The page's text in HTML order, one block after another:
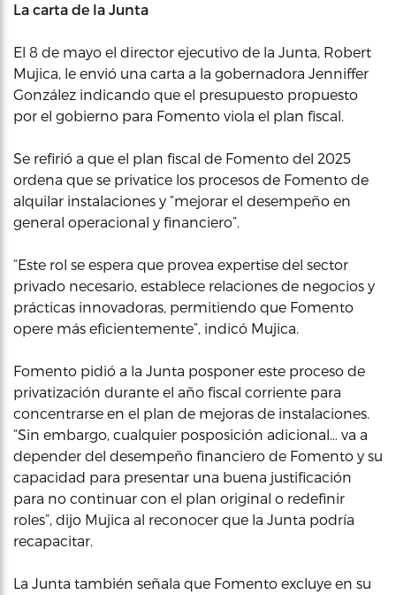
La carta de la Junta
El 8 de mayo el director ejecutivo de la Junta, Robert
Mujica, le envió una carta a la gobernadora Jenniffer
González indicando que el presupuesto propuesto
por el gobierno para Fomento viola el plan fiscal.
Se refirió a que el plan fiscal de Fomento del 2025
ordena que se privatice los procesos de Fomento de
alquilar instalaciones y “mejorar el desempeño en
general operacional y financiero”.
“Este rol se espera que provea expertise del sector
privado necesario, establece relaciones de negocios y
prácticas innovadoras, permitiendo que Fomento
opere más eficientemente”, indicó Mujica.
Fomento pidió a la Junta posponer este proceso de
privatización durante el año fiscal corriente para
concentrarse en el plan de mejoras de instalaciones.
“Sin embargo, cualquier posposición adicional… va a
depender del desempeño financiero de Fomento y su
capacidad para presentar una buena justificación
para no continuar con el plan original o redefinir
roles”, dijo Mujica al reconocer que la Junta podría
recapacitar.
La Junta también señala que Fomento excluye en su